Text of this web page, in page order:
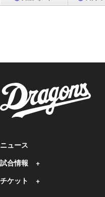
ニュース
試合情報
チケット